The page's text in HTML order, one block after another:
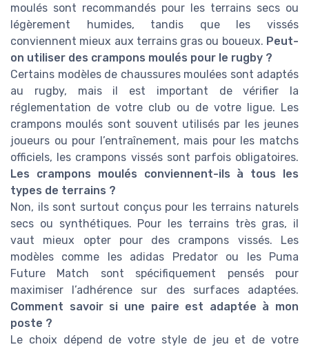
moulés sont recommandés pour les terrains secs ou
légèrement humides, tandis que les vissés
conviennent mieux aux terrains gras ou boueux. Peut-
on utiliser des crampons moulés pour le rugby ?
Certains modèles de chaussures moulées sont adaptés
au rugby, mais il est important de vérifier la
réglementation de votre club ou de votre ligue. Les
crampons moulés sont souvent utilisés par les jeunes
joueurs ou pour l’entraînement, mais pour les matchs
officiels, les crampons vissés sont parfois obligatoires.
Les crampons moulés conviennent-ils à tous les
types de terrains ?
Non, ils sont surtout conçus pour les terrains naturels
secs ou synthétiques. Pour les terrains très gras, il
vaut mieux opter pour des crampons vissés. Les
modèles comme les adidas Predator ou les Puma
Future Match sont spécifiquement pensés pour
maximiser l’adhérence sur des surfaces adaptées.
Comment savoir si une paire est adaptée à mon
poste ?
Le choix dépend de votre style de jeu et de votre